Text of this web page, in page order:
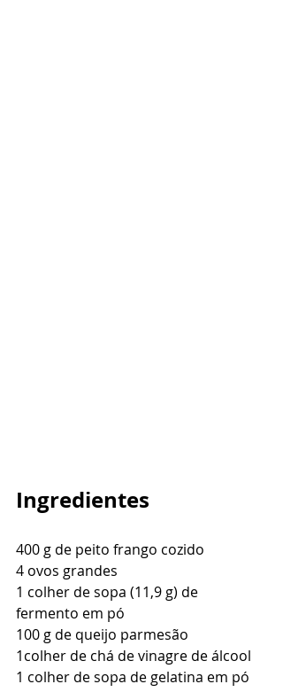
Ingredientes
400 g de peito frango cozido
4 ovos grandes
1 colher de sopa (11,9 g) de
fermento em pó
100 g de queijo parmesão
1colher de chá de vinagre de álcool
1 colher de sopa de gelatina em pó